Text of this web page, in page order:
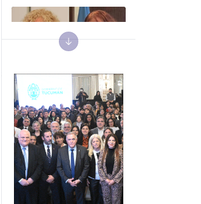
CAUSA FENTANILO
CONTAMINADO
Dos ex-funcionarias
nacionales pagaron una
millonaria fianza para ser
liberadas
Next slide